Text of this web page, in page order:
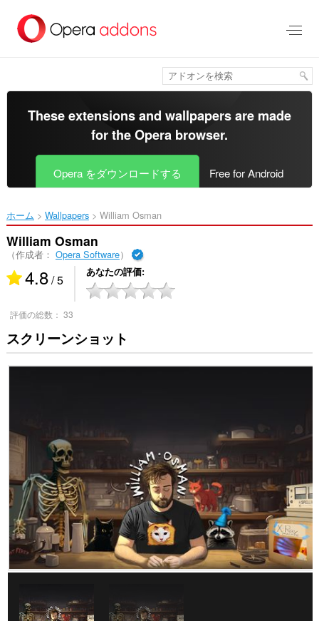
メ
ツ
移
動
These extensions and wallpapers are made
for theOpera browser.
Opera をダウンロードする Free for Android
ホーム Wallpapers William Osman‎
William Osman
（作成者： Opera Software）
4.8/ 5 あなたの評価
評価の総数： 33
スクリーンショット